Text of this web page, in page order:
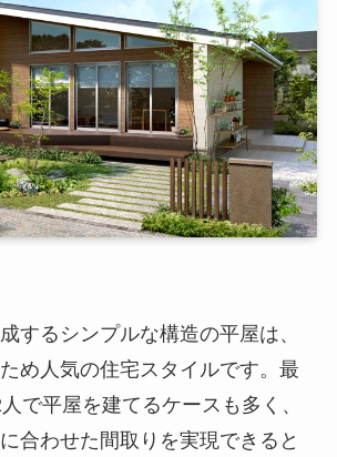
するシンプルな構造の平屋は、
め人気の住宅スタイルです。最
で平屋を建てるケースも多く、
合わせた間取りを実現できると